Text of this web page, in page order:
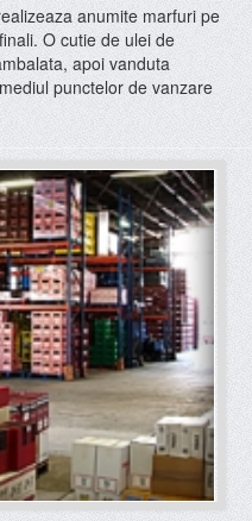
anumite marfuri pe
O cutie de ulei de
apoi vanduta
punctelor de vanzare